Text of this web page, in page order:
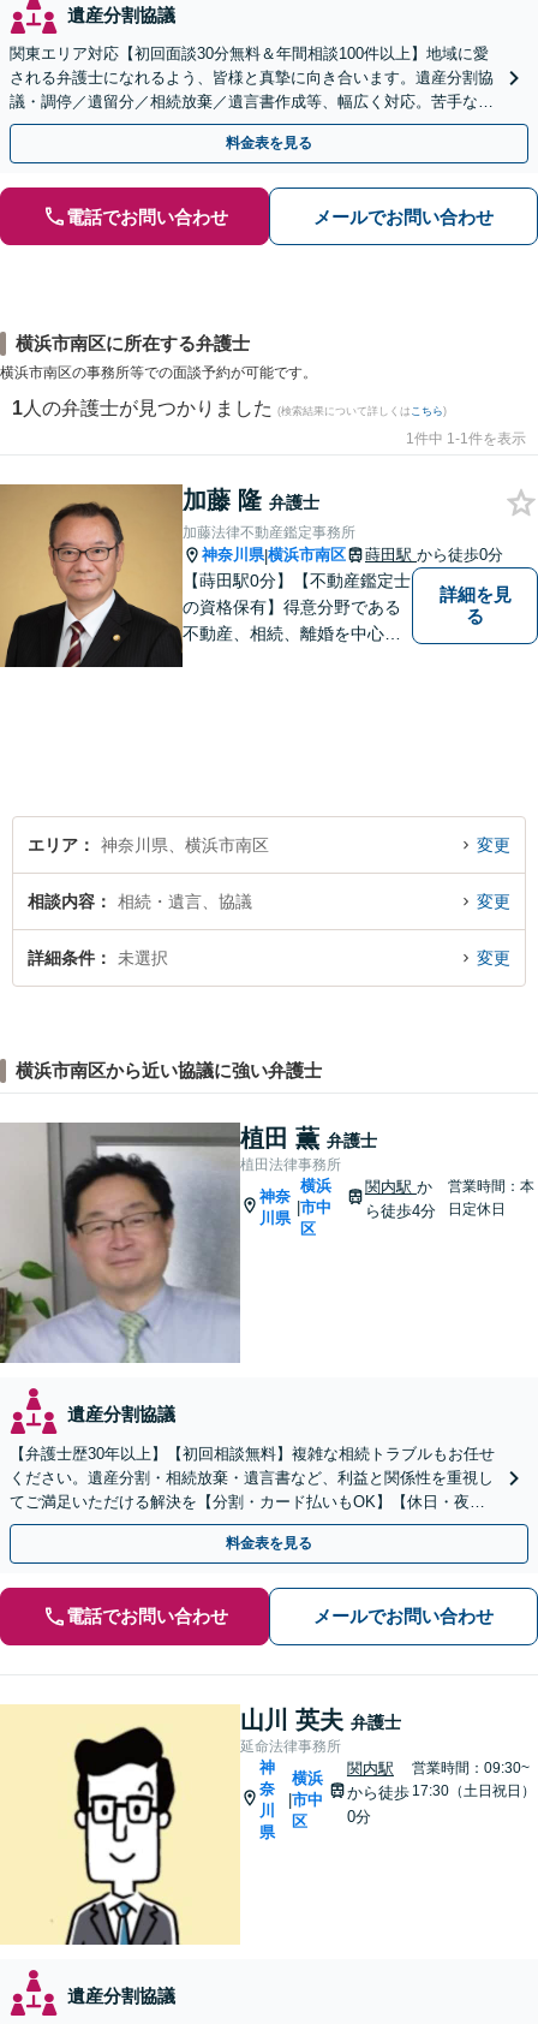
遺産分割協議
関東エリア対応【初回面談30分無料＆年間相談100件以上】地域に愛
される弁護士になれるよう、皆様と真摯に向き合います。遺産分割協
議・調停／遺留分／相続放棄／遺言書作成等、幅広く対応。苦手な親
族との交渉や書面作成等も◎【分かりやすい費用体系】
料金表を見る
電話でお問い合わせ メールでお問い合わせ
横浜市南区に所在する弁護士
横浜市南区の事務所等での面談予約が可能です。
1 人の弁護士が見つかりました (検索結果について詳しくは こちら)
1件中 1-1件を表示
加藤 隆 弁護士
加藤法律不動産鑑定事務所
神奈川県|横浜市南区 蒔田駅 から徒歩0分
【蒔田駅0分】【不動産鑑定士
の資格保有】得意分野である
不動産、相続、離婚を中心に
詳細を見
る
エリア 神奈川県、横浜市南区 変更
相談内容 相続・遺言、協議 変更
詳細条件 未選択 変更
横浜市南区から近い協議に強い弁護士
植田 薫 弁護士
植田法律事務所
神奈
川県
横浜
市中
区
関内駅 か
ら徒歩4分
営業時間：本
日定休日
遺産分割協議
【弁護士歴30年以上】【初回相談無料】複雑な相続トラブルもお任せ
ください。遺産分割・相続放棄・遺言書など、利益と関係性を重視し
てご満足いただける解決を【分割・カード払いもOK】【休日・夜間
面談可】【電話・メール・ビデオ面談可】【関内駅4分】
料金表を見る
電話でお問い合わせ メールでお問い合わせ
山川 英夫 弁護士
延命法律事務所
神
奈
川
県
横浜
市中
区
関内駅
から徒歩
0分
営業時間：09:30~
17:30（土日祝日）
遺産分割協議